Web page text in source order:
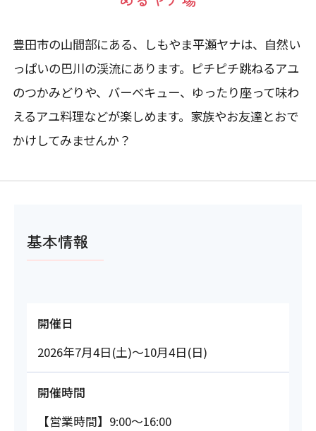
豊田市の山間部にある、しもやま平瀬ヤナは、自然い
っぱいの巴川の渓流にあります。ピチピチ跳ねるアユ
のつかみどりや、バーベキュー、ゆったり座って味わ
えるアユ料理などが楽しめます。家族やお友達とおで
かけしてみませんか？
基本情報
開催日
2026年7月4日(土)～10月4日(日)
開催時間
【営業時間】9:00～16:00